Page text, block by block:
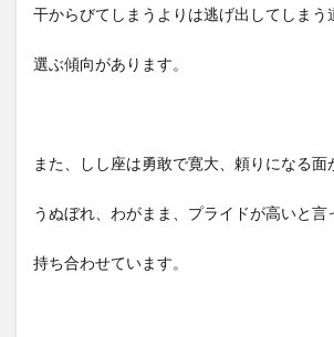
干からびてしまうよりは逃げ出してしまう
選ぶ傾向があります。
また、しし座は勇敢で寛大、頼りになる面
うぬぼれ、わがまま、プライドが高いと言
持ち合わせています。